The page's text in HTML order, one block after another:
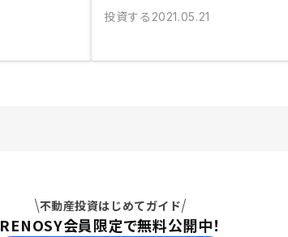
投資する 2021.05.21
不動産投資はじめてガイド
RENOSY会員限定で無料公開中！